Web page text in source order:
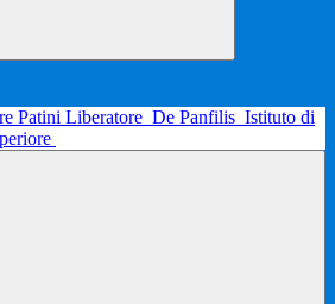
Patini Liberatore De Panfilis Istituto di